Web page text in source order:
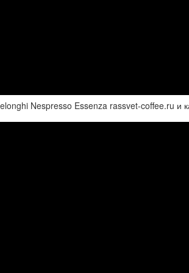
Nespresso Essenza rassvet-coffee.ru и